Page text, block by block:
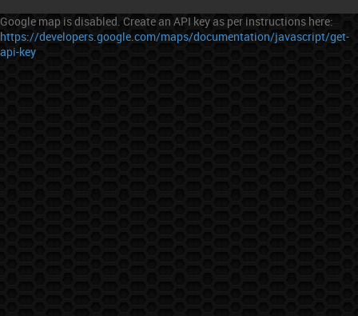
Google map is disabled. Create an API key as per instructions here:
https://developers.google.com/maps/documentation/javascript/get-
api-key